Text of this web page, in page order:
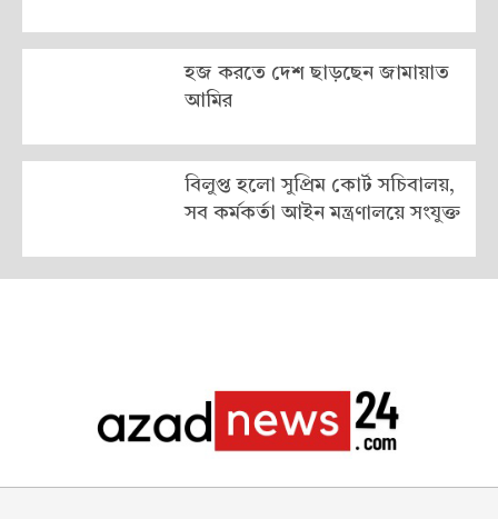
হজ করতে দেশ ছাড়ছেন জামায়াত
আমির
বিলুপ্ত হলো সুপ্রিম কোর্ট সচিবালয়,
সব কর্মকর্তা আইন মন্ত্রণালয়ে সংযুক্ত